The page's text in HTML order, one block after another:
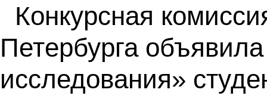
Конкурсная
Петербурга
исследования»